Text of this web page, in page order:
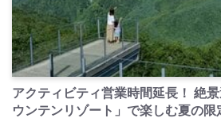
アクティビティ営業時間延長！ 絶
ウンテンリゾート」で楽しむ夏の限